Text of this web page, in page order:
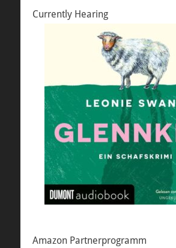
Currently Hearing
Amazon Partnerprogramm